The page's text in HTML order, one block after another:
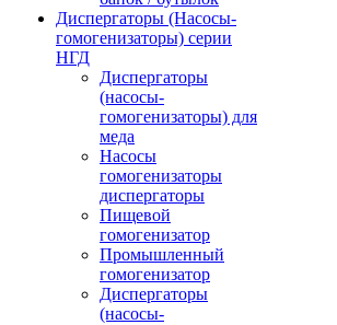
Диспергаторы (Насосы-
гомогенизаторы) серии
НГД
Диспергаторы
(насосы-
гомогенизаторы) для
меда
Насосы
гомогенизаторы
диспергаторы
Пищевой
гомогенизатор
Промышленный
гомогенизатор
Диспергаторы
(насосы-